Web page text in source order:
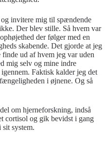
invitere mig til spændende
Der blev stille. Så hvem var
der følger med en
skabende. Det gjorde at jeg
finde ud af hvem jeg var uden
mig selv og mine indre
Faktisk kalder jeg det
i øjnene. Og så
om hjerneforskning, indså
cortisol og gik bevidst i gang
system.